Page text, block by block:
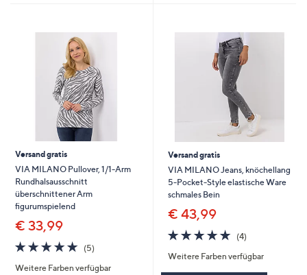
Versand gratis
VIA MILANO Pullover, 1/1-Arm
Rundhalsausschnitt
überschnittener Arm
figurumspielend
€ 33,99
4.8
von
5
(5)5
Weitere Farben verfügbar
Versand gratis
VIA MILANO Jeans, knöchellang
5-Pocket-Style elastische Ware
schmales Bein
€ 43,99
4.8
von
5
(4)4
Weitere Farben verfügbar